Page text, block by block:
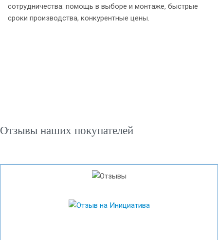
сотрудничества: помощь в выборе и монтаже, быстрые
сроки производства, конкурентные цены.
Отзывы наших покупателей